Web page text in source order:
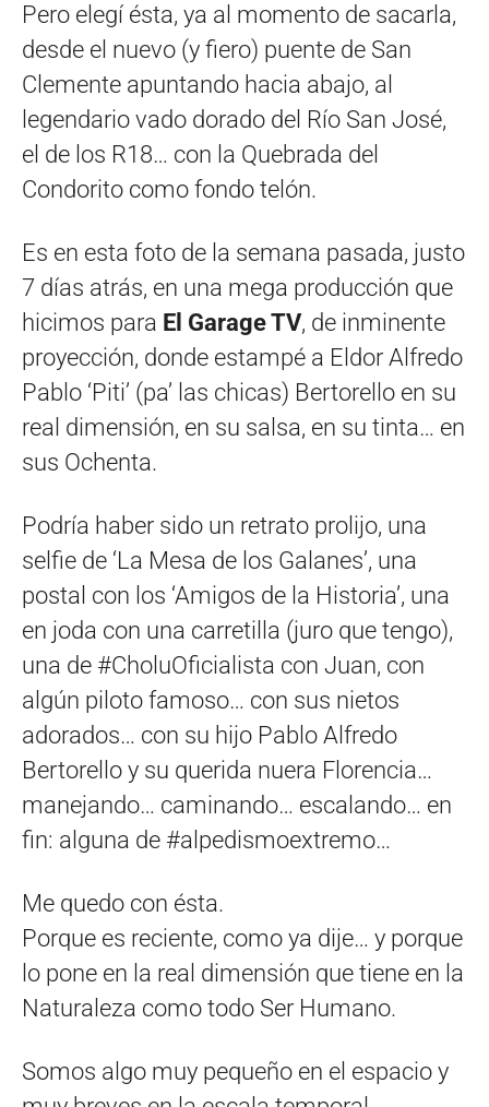
Pero elegí ésta, ya al momento de sacarla,
desde el nuevo (y fiero) puente de San
Clemente apuntando hacia abajo, al
legendario vado dorado del Río San José,
el de los R18… con la Quebrada del
Condorito como fondo telón.
Es en esta foto de la semana pasada, justo
7 días atrás, en una mega producción que
hicimos para El Garage TV, de inminente
proyección, donde estampé a Eldor Alfredo
Pablo ‘Piti’ (pa’ las chicas) Bertorello en su
real dimensión, en su salsa, en su tinta… en
sus Ochenta.
Podría haber sido un retrato prolijo, una
selfie de ‘La Mesa de los Galanes’, una
postal con los ‘Amigos de la Historia’, una
en joda con una carretilla (juro que tengo),
una de #CholuOficialista con Juan, con
algún piloto famoso… con sus nietos
adorados… con su hijo Pablo Alfredo
Bertorello y su querida nuera Florencia…
manejando… caminando… escalando… en
fin: alguna de #alpedismoextremo…
Me quedo con ésta.
Porque es reciente, como ya dije… y porque
lo pone en la real dimensión que tiene en la
Naturaleza como todo Ser Humano.
Somos algo muy pequeño en el espacio y